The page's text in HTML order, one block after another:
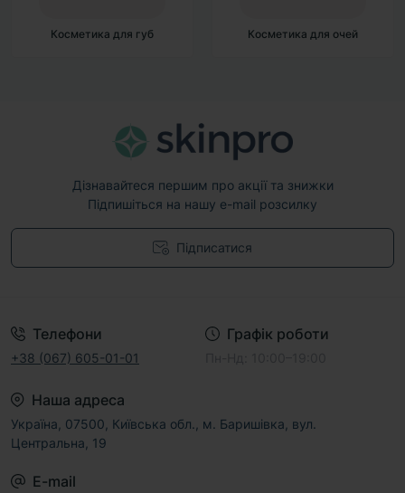
Косметика для очей Косметика для обличчя
Дізнавайтеся першим про акції та знижки
Підпишіться на нашу e-mail розсилку
Підписатися
Телефони
+38 (067) 605-01-01
Графік роботи
Наша адреса
Україна, 07500, Київська обл., м. Баришівка, вул.
Центральна, 19
E-mail